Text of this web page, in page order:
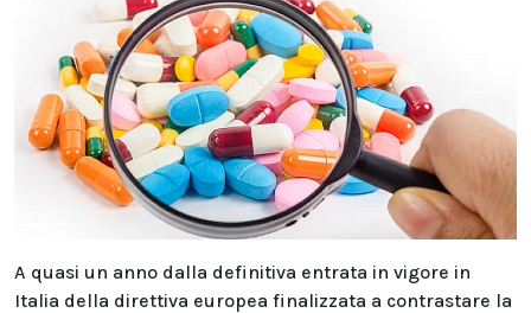
A quasi un anno dalla definitiva entrata in vigore in
Italia della direttiva europea finalizzata a contrastare la